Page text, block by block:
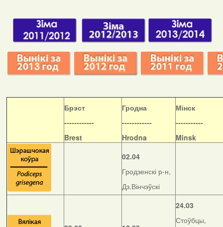
Брэст
------------
Brest
Гродна
------------
Hrodna
Мінск
-----------
Minsk
02.04
Гродзенскі р-н,
Дз.Вінчэўскі
24.03
Стоўбцы,